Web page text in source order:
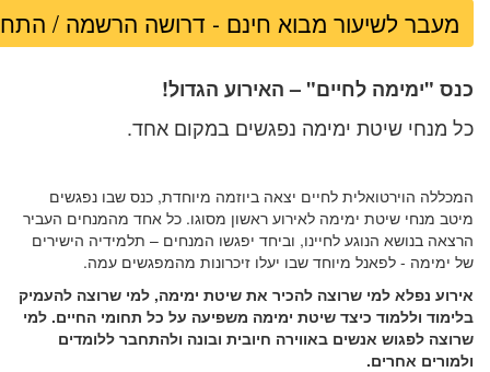
מעבר לשיעור מבוא חינם - דרושה הרשמה /
כנס "ימימה לחיים" – האירוע הגדול!
כל מנחי שיטת ימימה נפגשים במקום אחד.
המכללה הוירטואלית לחיים יצאה ביוזמה מיוחדת, כנס שבו נפגשים
מיטב מנחי שיטת ימימה לאירוע ראשון מסוגו. כל אחד מהמנחים העביר
הרצאה בנושא הנוגע לחיינו, וביחד יפגשו המנחים – תלמידיה הישירים
של ימימה - לפאנל מיוחד שבו יעלו זיכרונות מהמפגשים עמה.
אירוע נפלא למי שרוצה להכיר את שיטת ימימה, למי שרוצה להעמיק
בלימוד וללמוד כיצד שיטת ימימה משפיעה על כל תחומי החיים. למי
שרוצה לפגוש אנשים באווירה חיובית ובונה ולהתחבר ללומדים
ולמורים אחרים.